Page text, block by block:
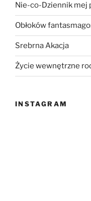
Nie-co-Dziennik mej
Obłoków
Srebrna Akacja
Życie wewnętrzne
INSTAGRAM